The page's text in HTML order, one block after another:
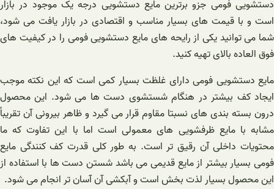
دستشویی فومی جزو برترین مایع دستشویی درجه یک موجود در بازار
است و با قیمت های بسیار مناسب و اقتصادی در بازار یافت می شود،
شما می توانید یکی از رایحه‌ های مایع دستشویی فومی را در کیفیت های
فوق العاده بالای تهیه کنید.
مایع دستشویی فومی دارای غلظت بسیار کمی است که این نکته موجب
ایجاد کف بیشتر در هنگام شستشوی دست ها می شود. این محصول
درون بسته بندی های نسبتا مقاوم قرار می گیرد و ظاهر بیرونی آن تقریباً
مشابه با مایع ظرفشویی های معمولی است اما با این تفاوت که ما
محتویات داخلی آن رقیق تر است. به طور کلی قدرت کف کنندگی مایع
فومی بسیار بیشتر از مایع قدیمی می باشد شستن دست ها با استفاده از
این محصول بسیار لذت بخش است و آبکشی آن آسان تر انجام می شود.